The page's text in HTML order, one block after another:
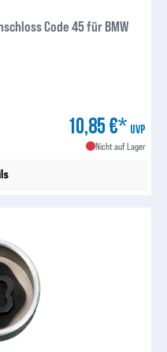
Code 45 für BMW
10,85 €* UVP
Nicht auf Lager